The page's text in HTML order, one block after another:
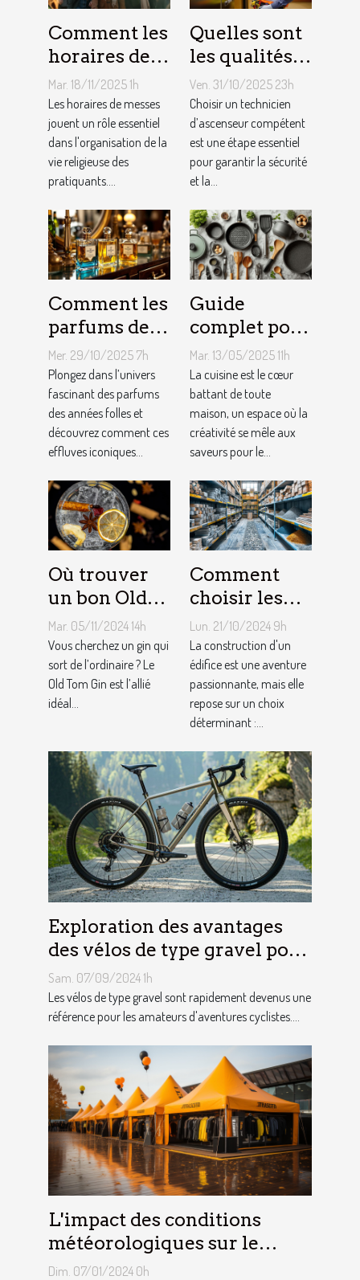
Comment les
horaires de
messes
facilitent la
vie des
pratiquants ?
Mar. 18/11/2025 1h
Les horaires de messes
jouent un rôle essentiel
dans l'organisation de la
vie religieuse des
pratiquants....
Quelles sont
les qualités à
rechercher
chez un
technicien
d’ascenseur ?
Ven. 31/10/2025 23h
Choisir un technicien
d’ascenseur compétent
est une étape essentiel
pour garantir la sécurité
et la...
Comment les
parfums des
années folles
influencent-
ils la mode
moderne ?
Mer. 29/10/2025 7h
Plongez dans l’univers
fascinant des parfums
des années folles et
découvrez comment ces
effluves iconiques...
Guide
complet pour
choisir le
meilleur
équipement
de cuisine
Mar. 13/05/2025 11h
La cuisine est le cœur
battant de toute
maison, un espace où la
créativité se mêle aux
saveurs pour le...
Où trouver
un bon Old
Tom Gin
artisanal ?
Mar. 05/11/2024 14h
Vous cherchez un gin qui
sort de l’ordinaire ? Le
Old Tom Gin est l’allié
idéal...
Comment
choisir les
matériaux de
construction
adaptés à
votre projet
Lun. 21/10/2024 9h
La construction d'un
édifice est une aventure
passionnante, mais elle
repose sur un choix
déterminant :...
Exploration des avantages
des vélos de type gravel pour
les aventuriers
Sam. 07/09/2024 1h
Les vélos de type gravel sont rapidement devenus une
référence pour les amateurs d'aventures cyclistes....
L'impact des conditions
météorologiques sur le
choix des tentes publicitaires
Dim. 07/01/2024 0h